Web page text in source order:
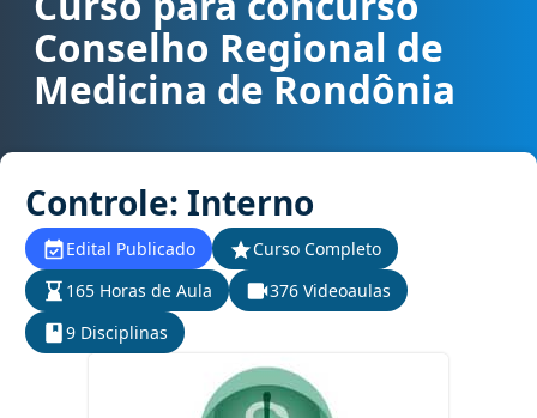
Conselho Regional de
Medicina de Rondônia
Controle: Interno
Edital Publicado
Curso Completo
165 Horas de Aula
376 Videoaulas
9 Disciplinas